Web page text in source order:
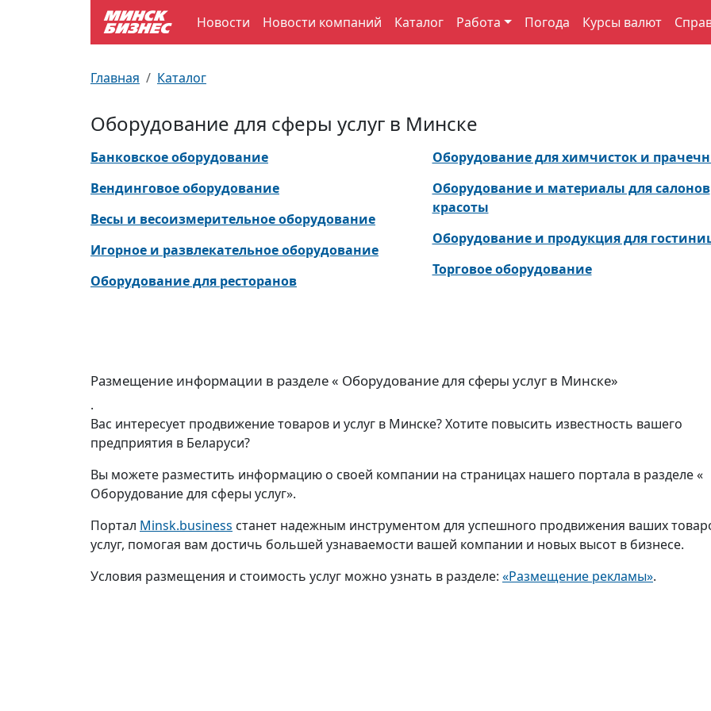
Новости Новости компаний Каталог Работа Погода Курсы валют
Главная Каталог
Оборудование для сферы услуг в Минске
Банковское оборудование
Вендинговое оборудование
Весы и весоизмерительное оборудование
Игорное и развлекательное оборудование
Оборудование для ресторанов
Оборудование для химчисток и
Оборудование и материалы для салонов
красоты
Оборудование и продукция для
Торговое оборудование
Размещение информации в разделе « Оборудование для сферы услуг в Минске»
.
Вас интересует продвижение товаров и услуг в Минске? Хотите повысить известность вашего
предприятия в Беларуси?
Вы можете разместить информацию о своей компании на страницах нашего портала в разделе «
Оборудование для сферы услуг».
Портал Minsk.business станет надежным инструментом для успешного продвижения ваших
услуг, помогая вам достичь большей узнаваемости вашей компании и новых высот в бизнесе.
Условия размещения и стоимость услуг можно узнать в разделе: «Размещение рекламы».
Улицы Минска
Производственный календарь
Документы для ЗАГСа
Пробки на дорогах